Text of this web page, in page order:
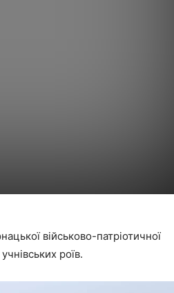
військово-патріотичної
роїв.